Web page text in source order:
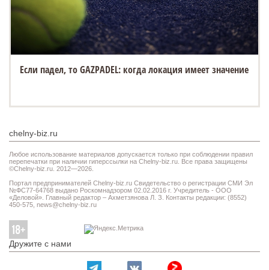
Если падел, то GAZPADEL: когда локация имеет значение
chelny-biz.ru
Любое использование материалов допускается только при соблюдении правил
перепечатки при наличии гиперссылки на Chelny-biz.ru. Все права защищены
©Chelny-biz.ru. 2012—2026.
Портал предпринимателей Chelny-biz.ru Свидетельство о регистрации СМИ Эл
№ФС77-64768 выдано Роскомнадзором 02.02.2016 г. Учредитель - ООО
«Деловой». Главный редактор – Ахметзянова Л. З. Контакты редакции: (8552)
450-575, news@chelny-biz.ru
Дружите с нами